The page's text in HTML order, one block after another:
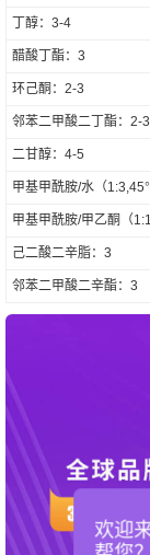
丁醇：3-4
醋酸丁酯：3
环己酮：2-3
邻苯二甲酸二丁酯：2-3
二甘醇：4-5
甲基甲酰胺/水（
甲基甲酰胺/甲乙酮（
己二酸二辛脂：3
邻苯二甲酸二辛酯：3
欢迎